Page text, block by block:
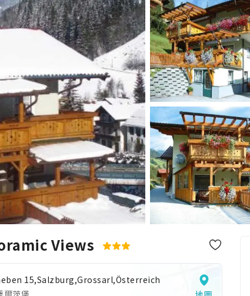
Views
15,Salzburg,Grossarl,Österreich
爾茨堡